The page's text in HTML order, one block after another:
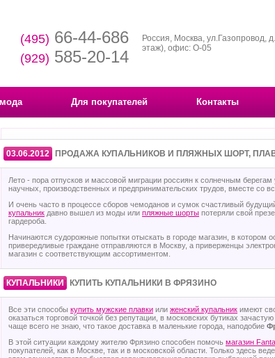
(495) 66-44-686
(929) 585-20-14
Россия, Москва, ул.Газопровод,
этаж), офис: О-05
Для покупателей Контакты
03.06.2012 ПРОДАЖА КУПАЛЬНИКОВ И ПЛЯЖНЫХ ШОРТ,
Лето - пора отпусков и массовой миграции россиян к солнечным
научных, производственных и предпринимательских трудов, вместе со
И очень часто в процессе сборов чемоданов и сумок счастливый
купальник давно вышел из моды или пляжные шорты потеряли свой
гардероба.
Начинаются судорожные попытки отыскать в городе магазин, в котором
привередливые граждане отправляются в Москву, а приверженцы
магазин с соответствующим ассортиментом.
· ·
КУПАЛЬНИКИ КУПИТЬ КУПАЛЬНИКИ В ФРЯЗИНО
Все эти способы купить мужские плавки или женский купальник имеют
оказаться торговой точкой без репутации, в московских бутиках
чаще всего не знаю, что такое доставка в маленькие города, наподобие
В этой ситуации каждому жителю Фрязино способен помочь магазин
покупателей, как в Москве, так и в московской области. Только здесь